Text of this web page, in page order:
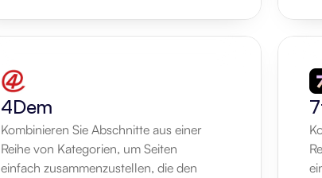
4Dem
Kombinieren Sie Abschnitte aus einer
Reihe von Kategorien, um Seiten
einfach zusammenzustellen, die den